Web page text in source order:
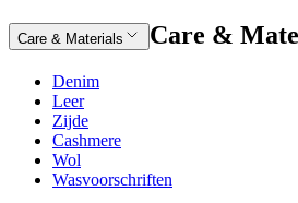
Care & Materials Care &
Denim
Leer
Zijde
Cashmere
Wol
Wasvoorschriften